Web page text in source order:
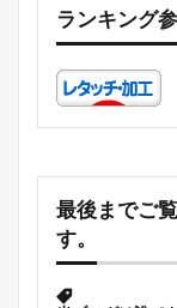
ランキング
最後までご
す。